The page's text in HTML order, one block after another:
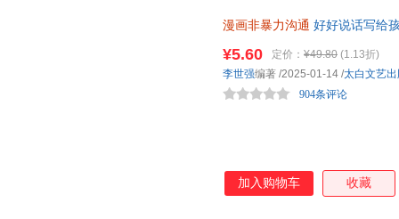
漫画非暴力沟通 好好说话写给
¥5.60 定价： ¥49.80 (1.13折)
904条评论
李世强编著 /2025-01-14 /太白文艺
加入购物车 收藏